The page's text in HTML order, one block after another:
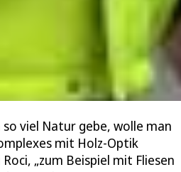
viel Natur gebe, wolle man
mit Holz-Optik
„zum Beispiel mit Fliesen